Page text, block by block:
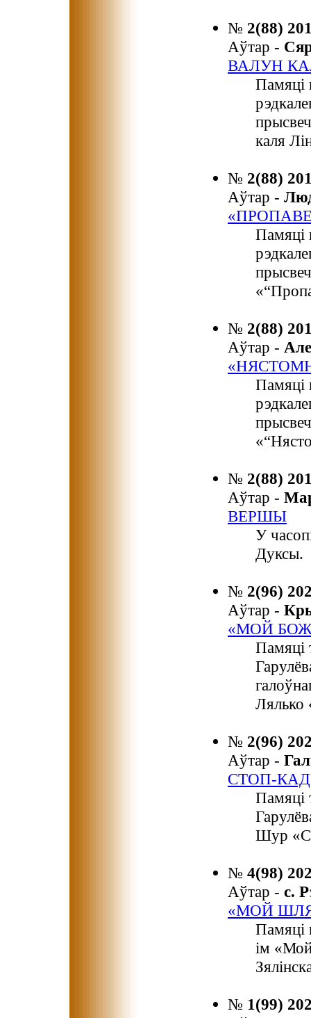
№ 2(88)
Аўтар -
ВАЛУН
Памяці
каля
№ 2(88)
Аўтар -
Памяці
№ 2(88)
Аўтар -
Памяці
№ 2(88)
Аўтар -
ВЕРШЫ
У
Дуксы.
№ 2(96)
Аўтар -
«МОЙ
Памяці
Лялько
№ 2(96)
Аўтар -
СТОП-
Памяці
Шур
№ 4(98)
Аўтар - с.
«МОЙ
Памяці
ім «Мой
№ 1(99)